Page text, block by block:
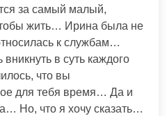
за самый малый,
жить… Ирина была не
к службам…
в суть каждого
что вы
для тебя время… Да и
Но, что я хочу сказать…